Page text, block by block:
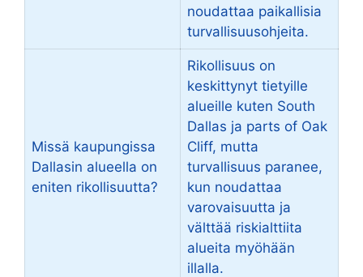
noudattaa paikallisia
turvallisuusohjeita.
Missä kaupungissa
Dallasin alueella on
eniten rikollisuutta?
Rikollisuus on
keskittynyt tietyille
alueille kuten South
Dallas ja parts of Oak
Cliff, mutta
turvallisuus paranee,
kun noudattaa
varovaisuutta ja
välttää riskialttiita
alueita myöhään
illalla.